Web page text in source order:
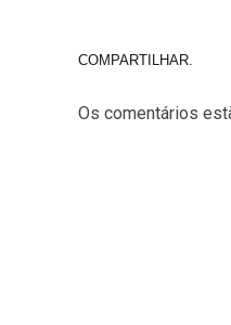
COMPARTILHAR.
Os comentários